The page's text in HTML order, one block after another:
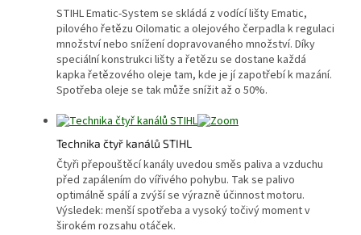
STIHL Ematic-System se skládá z vodící lišty Ematic,
pilového řetězu Oilomatic a olejového čerpadla k regulaci
množství nebo snížení dopravovaného množství. Díky
speciální konstrukci lišty a řetězu se dostane každá
kapka řetězového oleje tam, kde je jí zapotřebí k mazání.
Spotřeba oleje se tak může snížit až o 50%.
Technika čtyř kanálů STIHL
Čtyři přepouštěcí kanály uvedou směs paliva a vzduchu
před zapálením do vířivého pohybu. Tak se palivo
optimálně spálí a zvýší se výrazně účinnost motoru.
Výsledek: menší spotřeba a vysoký točivý moment v
širokém rozsahu otáček.